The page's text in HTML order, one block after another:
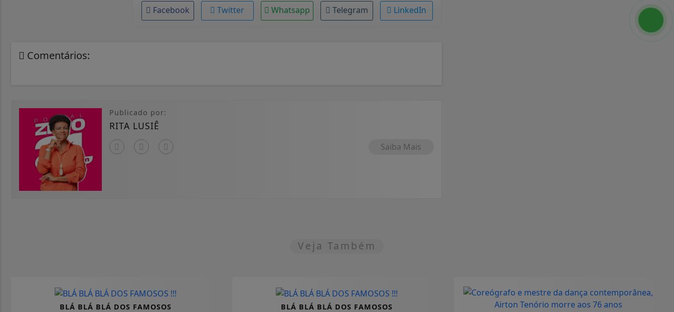
Facebook Twitter Whatsapp Telegram LinkedIn
Comentários:
Publicado por:
RITA LUSIÊ
Saiba Mais
Veja Também
BLÁ BLÁ BLÁ DOS FAMOSOS BLÁ BLÁ BLÁ DOS FAMOSOS